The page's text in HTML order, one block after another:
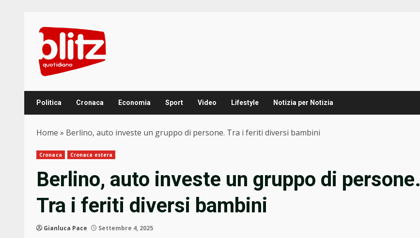
content
Politica Cronaca Economia Sport Video Lifestyle Notizia per Notizia
Home » Berlino, auto investe un gruppo di persone. Tra i feriti diversi bambini
Cronaca Cronaca estera
Berlino, auto investe un gruppo di persone.
Tra i feriti diversi bambini
Gianluca Pace Settembre 4, 2025